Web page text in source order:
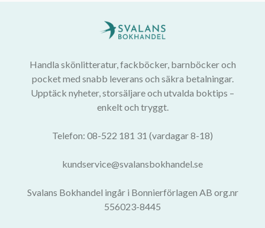
Handla skönlitteratur, fackböcker, barnböcker och
pocket med snabb leverans och säkra betalningar.
Upptäck nyheter, storsäljare och utvalda boktips –
enkelt och tryggt.
Telefon: 08-522 181 31 (vardagar 8-18)
kundservice@svalansbokhandel.se
Svalans Bokhandel ingår i Bonnierförlagen AB org.nr
556023-8445